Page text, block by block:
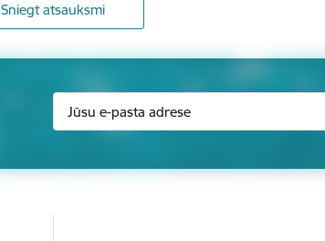
Sniegt atsauksmi